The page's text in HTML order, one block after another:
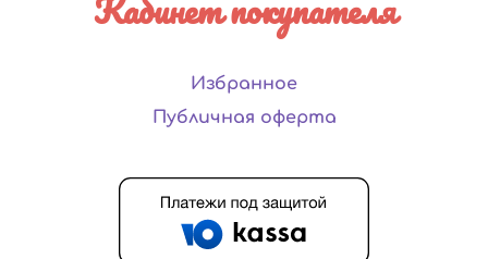
Избранное
Публичная оферта